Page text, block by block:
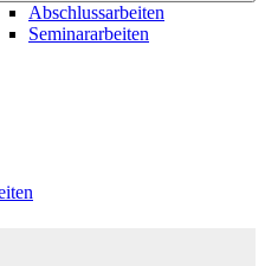
Abschlussarbeiten
Seminararbeiten